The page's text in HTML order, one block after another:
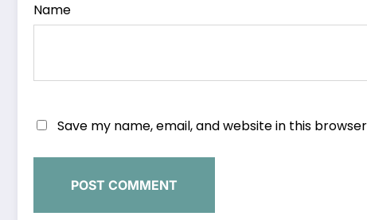
Name
Save my name, email, and website in this